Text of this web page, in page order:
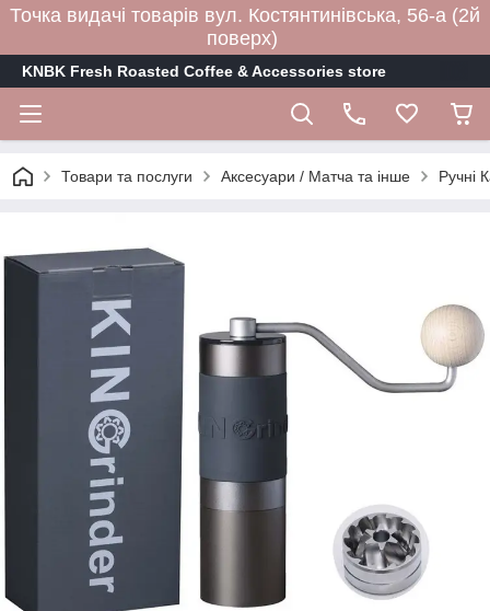
Точка видачі товарів вул. Костянтинівська, 56-а (2й
поверх)
KNBK Fresh Roasted Coffee & Accessories store
Товари та послуги Аксесуари / Матча та інше Ручні